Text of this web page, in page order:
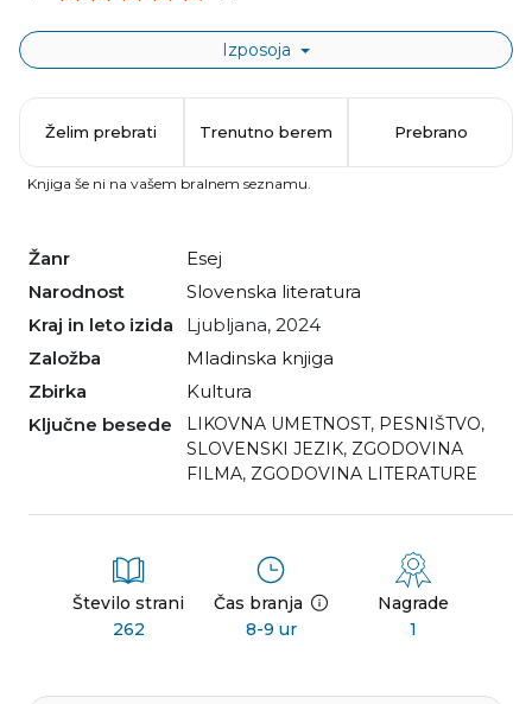
Izposoja
Žanr
esej
Narodnost
slovenska literatura
Kraj in leto izida
Ljubljana, 2024
Založba
Mladinska knjiga
Zbirka
Kultura
Ključne besede
LIKOVNA UMETNOST, PESNIŠTVO,
SLOVENSKI JEZIK, ZGODOVINA
FILMA, ZGODOVINA LITERATURE
Število strani
262
Čas branja
8-9 ur
Nagrade
1
Želim prebrati Trenutno berem Prebrano
Knjiga še ni na vašem bralnem seznamu.